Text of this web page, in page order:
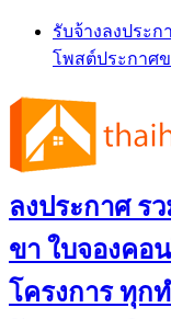
Skip
content
รับจ้างลงประ
โพสต์ประกาศ
ลงประกาศ ร
ขา ใบจองคอ
โครงการ ทุก